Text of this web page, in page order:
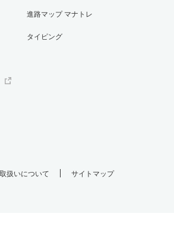
進路マップ マナトレ
タイピング
扱いについて サイトマップ